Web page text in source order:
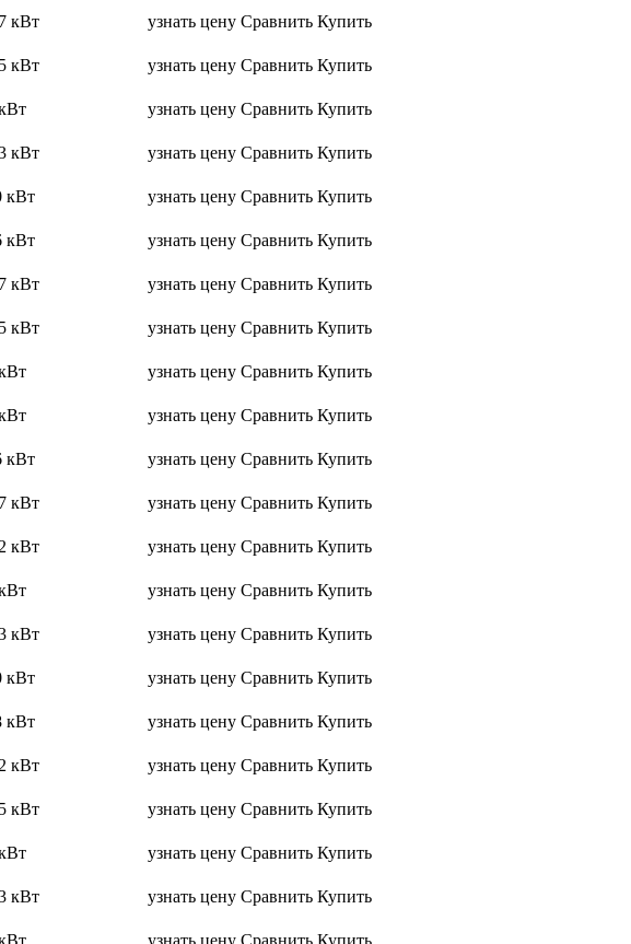
кВт узнать цену Сравнить Купить
кВт узнать цену Сравнить Купить
узнать цену Сравнить Купить
кВт узнать цену Сравнить Купить
кВт узнать цену Сравнить Купить
кВт узнать цену Сравнить Купить
кВт узнать цену Сравнить Купить
кВт узнать цену Сравнить Купить
узнать цену Сравнить Купить
узнать цену Сравнить Купить
кВт узнать цену Сравнить Купить
кВт узнать цену Сравнить Купить
кВт узнать цену Сравнить Купить
узнать цену Сравнить Купить
кВт узнать цену Сравнить Купить
кВт узнать цену Сравнить Купить
кВт узнать цену Сравнить Купить
кВт узнать цену Сравнить Купить
кВт узнать цену Сравнить Купить
узнать цену Сравнить Купить
кВт узнать цену Сравнить Купить
узнать цену Сравнить Купить